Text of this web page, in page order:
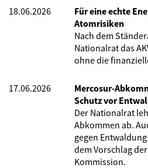
18.06.2026
Für eine echte
Atomrisiken
Nach dem
Nationalrat das
ohne die
17.06.2026
Mercosur-
Schutz vor
Der Nationalrat
Abkommen ab.
gegen
dem Vorschlag
Kommission.